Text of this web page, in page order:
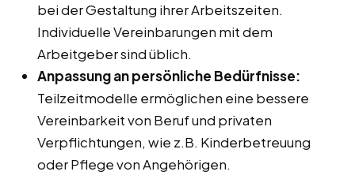
bei der Gestaltung ihrer Arbeitszeiten.
Individuelle Vereinbarungen mit dem
Arbeitgeber sind üblich.
Anpassung an persönliche Bedürfnisse:
Teilzeitmodelle ermöglichen eine bessere
Vereinbarkeit von Beruf und privaten
Verpflichtungen, wie z.B. Kinderbetreuung
oder Pflege von Angehörigen.